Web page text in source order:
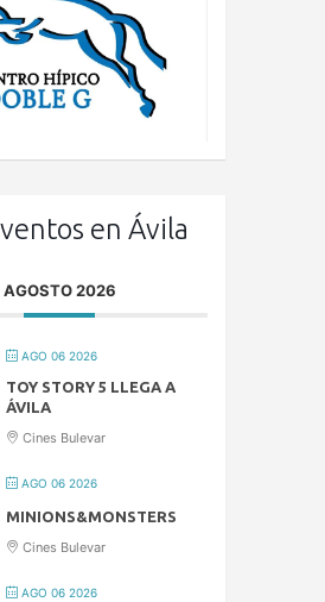
en Ávila
AGOSTO 2026
AGO 06 2026
TOY STORY 5 LLEGA A
ÁVILA
Cines Bulevar
AGO 06 2026
MINIONS&MONSTERS
Cines Bulevar
AGO 06 2026